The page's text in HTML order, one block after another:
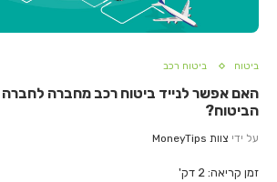
ביטוח ביטוח רכב
האם אפשר לנייד ביטוח רכב מחברה
הביטוח?
על ידי צוות MoneyTips
זמן קריאה: 2 דק'